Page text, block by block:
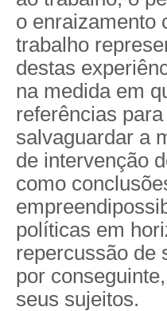
o enraizamento
trabalho
destas
na medida em
referências
salvaguardar a
de intervenção
como
políticas em
repercussão de
por
seus sujeitos.